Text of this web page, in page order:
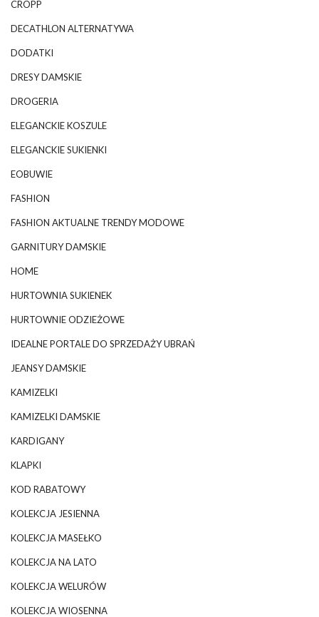
CROPP
DECATHLON ALTERNATYWA
DODATKI
DRESY DAMSKIE
DROGERIA
ELEGANCKIE KOSZULE
ELEGANCKIE SUKIENKI
EOBUWIE
FASHION
FASHION AKTUALNE TRENDY MODOWE
GARNITURY DAMSKIE
HOME
HURTOWNIA SUKIENEK
HURTOWNIE ODZIEŻOWE
IDEALNE PORTALE DO SPRZEDAŻY UBRAŃ
JEANSY DAMSKIE
KAMIZELKI
KAMIZELKI DAMSKIE
KARDIGANY
KLAPKI
KOD RABATOWY
KOLEKCJA JESIENNA
KOLEKCJA MASEŁKO
KOLEKCJA NA LATO
KOLEKCJA WELURÓW
KOLEKCJA WIOSENNA